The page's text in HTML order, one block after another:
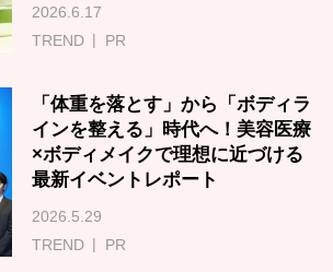
2026.6.17
TREND
PR
「体重を落とす」から「ボディラ
インを整える」時代へ！美容医療
×ボディメイクで理想に近づける
最新イベントレポート
2026.5.29
TREND
PR